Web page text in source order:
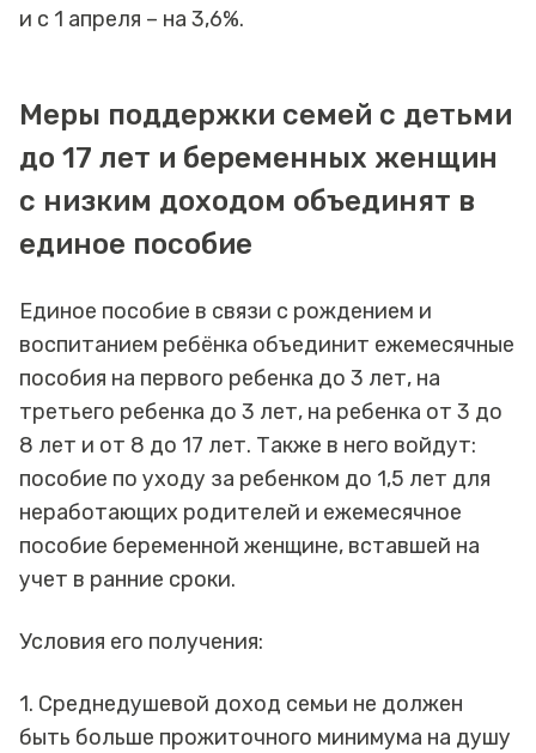
и с 1 апреля – на 3,6%.
Меры поддержки семей с детьми
до 17 лет и беременных женщин
с низким доходом объединят в
единое пособие
Единое пособие в связи с рождением и
воспитанием ребёнка объединит ежемесячные
пособия на первого ребенка до 3 лет, на
третьего ребенка до 3 лет, на ребенка от 3 до
8 лет и от 8 до 17 лет. Также в него войдут:
пособие по уходу за ребенком до 1,5 лет для
неработающих родителей и ежемесячное
пособие беременной женщине, вставшей на
учет в ранние сроки.
Условия его получения:
1. Среднедушевой доход семьи не должен
быть больше прожиточного минимума на душу